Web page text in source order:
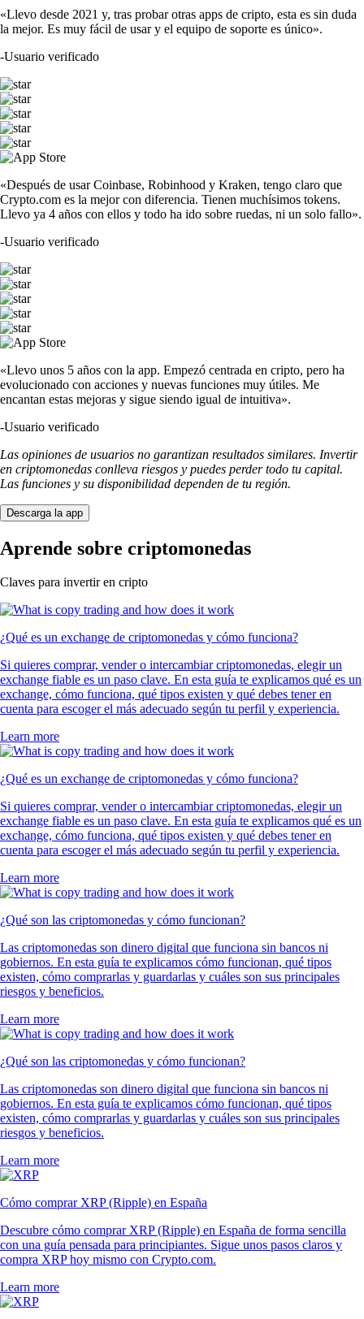
«Llevo desde 2021 y, tras probar otras apps de cripto, esta es sin duda
la mejor. Es muy fácil de usar y el equipo de soporte es único».
-Usuario verificado
«Después de usar Coinbase, Robinhood y Kraken, tengo claro que
Crypto.com es la mejor con diferencia. Tienen muchísimos tokens.
Llevo ya 4 años con ellos y todo ha ido sobre ruedas, ni un solo fallo».
-Usuario verificado
«Llevo unos 5 años con la app. Empezó centrada en cripto, pero ha
evolucionado con acciones y nuevas funciones muy útiles. Me
encantan estas mejoras y sigue siendo igual de intuitiva».
-Usuario verificado
Las opiniones de usuarios no garantizan resultados similares. Invertir
en criptomonedas conlleva riesgos y puedes perder todo tu capital.
Las funciones y su disponibilidad dependen de tu región.
Descarga la app
Aprende sobre criptomonedas
Claves para invertir en cripto
¿Qué es un exchange de criptomonedas y cómo funciona?
Si quieres comprar, vender o intercambiar criptomonedas, elegir un
exchange fiable es un paso clave. En esta guía te explicamos qué es un
exchange, cómo funciona, qué tipos existen y qué debes tener en
cuenta para escoger el más adecuado según tu perfil y experiencia.
Learn more
¿Qué es un exchange de criptomonedas y cómo funciona?
Si quieres comprar, vender o intercambiar criptomonedas, elegir un
exchange fiable es un paso clave. En esta guía te explicamos qué es un
exchange, cómo funciona, qué tipos existen y qué debes tener en
cuenta para escoger el más adecuado según tu perfil y experiencia.
Learn more
¿Qué son las criptomonedas y cómo funcionan?
Las criptomonedas son dinero digital que funciona sin bancos ni
gobiernos. En esta guía te explicamos cómo funcionan, qué tipos
existen, cómo comprarlas y guardarlas y cuáles son sus principales
riesgos y beneficios.
Learn more
¿Qué son las criptomonedas y cómo funcionan?
Las criptomonedas son dinero digital que funciona sin bancos ni
gobiernos. En esta guía te explicamos cómo funcionan, qué tipos
existen, cómo comprarlas y guardarlas y cuáles son sus principales
riesgos y beneficios.
Learn more
Cómo comprar XRP (Ripple) en España
Descubre cómo comprar XRP (Ripple) en España de forma sencilla
con una guía pensada para principiantes. Sigue unos pasos claros y
compra XRP hoy mismo con Crypto.com.
Learn more